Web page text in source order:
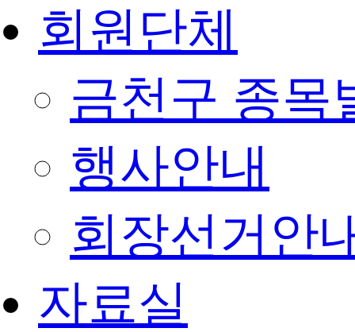
회원단체
금천구 종목
행사안내
회장선거안
자료실